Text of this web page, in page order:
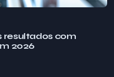
resultados com
2026